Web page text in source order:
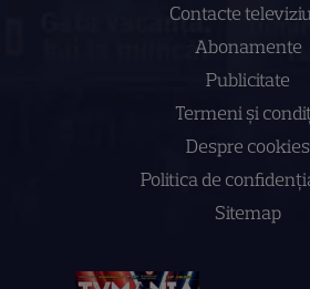
Contacte
Abonamente
Publicitate
Termeni și
Despre cookies
Politica de
Sitemap